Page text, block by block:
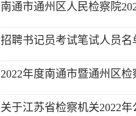
南通市通州区人民检察院
招聘书记员考试笔试人员名
2022年度南通市暨通州区
关于江苏省检察机关2022